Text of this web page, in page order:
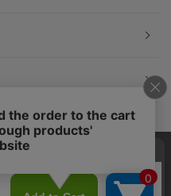
個人情報保護方針
ンテンツの最適な提供、ト
を使用しています。
の利用に同意したことも